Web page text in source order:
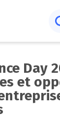
Day
et